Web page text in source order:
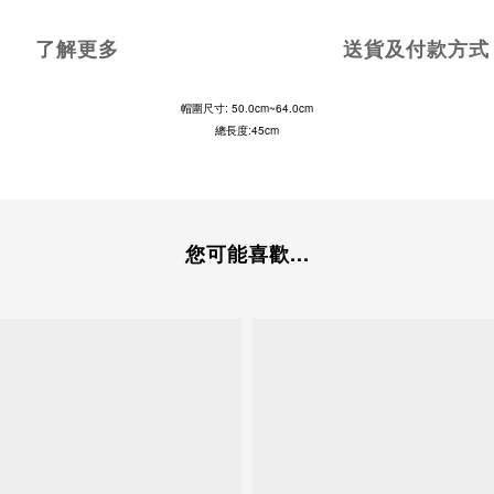
了解更多 送貨及付款方式
帽圍尺寸: 50.0cm~64.0cm
總長度:45cm
您可能喜歡...